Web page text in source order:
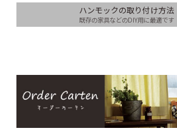
ハンモックの取り付け方法
既存の家具などのDIY用に最適です